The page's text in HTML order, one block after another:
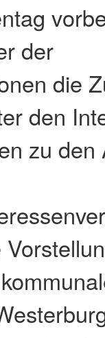
der
die
den
zu